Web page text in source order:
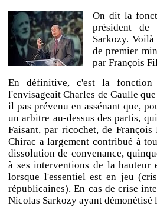
On dit la
président
Sarkozy.
de premier
par François
En définitive, c'est la
l'envisageait Charles de Gaulle
il pas prévenu en assénant que,
un arbitre au-dessus des partis,
Faisant, par ricochet, de
Chirac a largement contribué à
dissolution de convenance,
à ses interventions de la hauteur
lorsque l'essentiel est en jeu
républicaines). En cas de crise
Nicolas Sarkozy ayant